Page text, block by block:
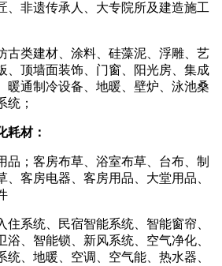
、非遗传承人、大专院所及建造施工
古类建材、涂料、硅藻泥、浮雕、艺
、顶墙面装饰、门窗、阳光房、集成
暖通制冷设备、地暖、壁炉、泳池桑
统；
耗材：
品；客房布草、浴室布草、台布、制
、客房电器、客房用品、大堂用品、
住系统、民宿智能系统、智能窗帘、
浴、智能锁、新风系统、空气净化、
统、地暖、空调、空气能、热水器、